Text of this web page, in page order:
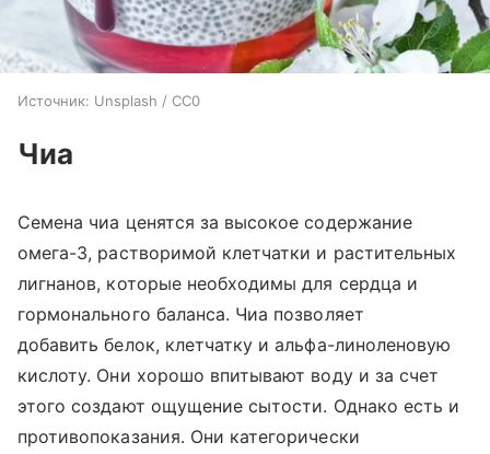
Источник: Unsplash / CC0
Чиа
Семена чиа ценятся за высокое содержание
омега-3, растворимой клетчатки и растительных
лигнанов, которые необходимы для сердца и
гормонального баланса. Чиа позволяет
добавить белок, клетчатку и альфа-линоленовую
кислоту. Они хорошо впитывают воду и за счет
этого создают ощущение сытости. Однако есть и
противопоказания. Они категорически